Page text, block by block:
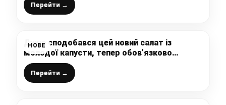
Перейти →
НОВЕ
Дуже сподобався цей новий салат із
молодої капусти, тепер обов’язково
будемо частіше його готувати
Перейти →